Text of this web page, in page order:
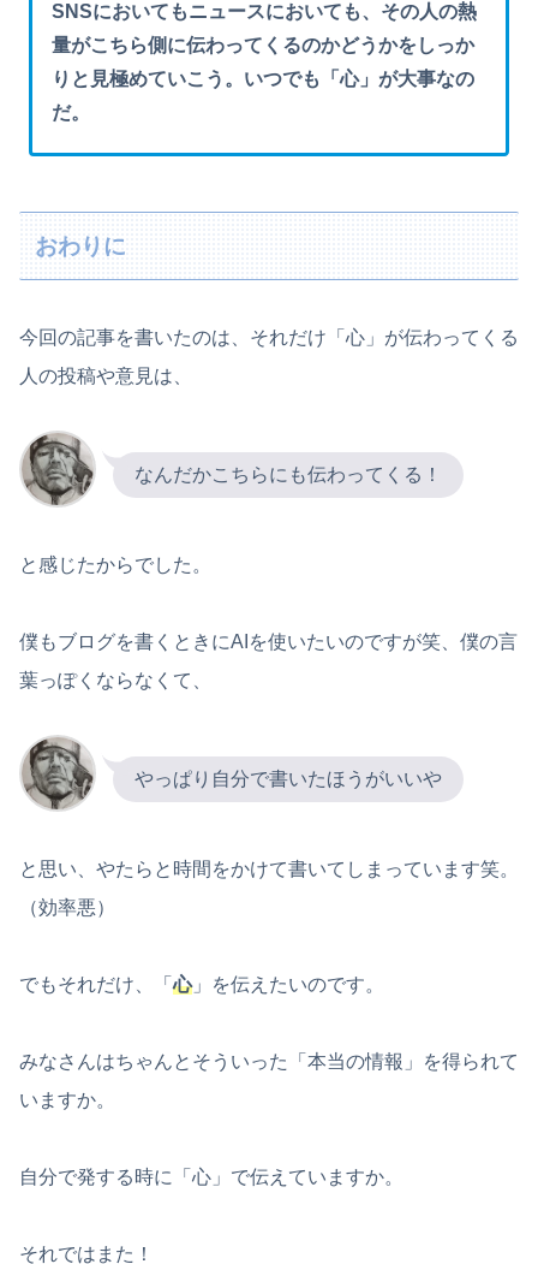
SNSにおいてもニュースにおいても、その人の熱
量がこちら側に伝わってくるのかどうかをしっか
りと見極めていこう。いつでも「心」が大事なの
だ。
おわりに
今回の記事を書いたのは、それだけ「心」が伝わってくる
人の投稿や意見は、
なんだかこちらにも伝わってくる！
と感じたからでした。
僕もブログを書くときにAIを使いたいのですが笑、僕の言
葉っぽくならなくて、
やっぱり自分で書いたほうがいいや
と思い、やたらと時間をかけて書いてしまっています笑。
（効率悪）
でもそれだけ、「心」を伝えたいのです。
みなさんはちゃんとそういった「本当の情報」を得られて
いますか。
自分で発する時に「心」で伝えていますか。
それではまた！